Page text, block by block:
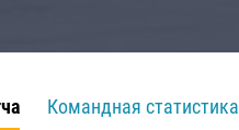
Командная статистика